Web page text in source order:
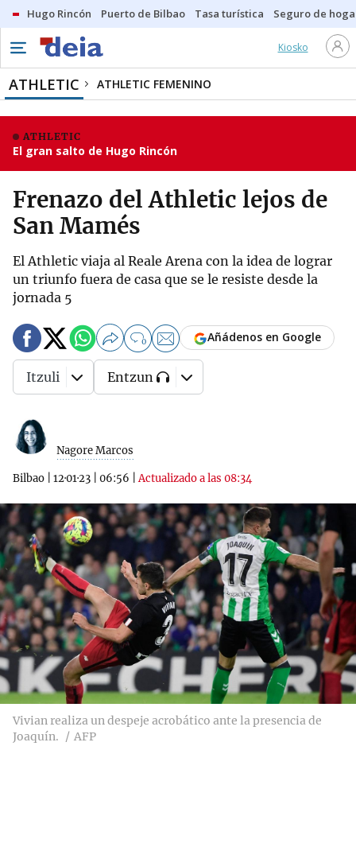
Hugo Rincón Puerto de Bilbao Tasa turística Seguro de
Kiosko
ATHLETIC ATHLETIC FEMENINO
ATHLETIC
El gran salto de Hugo Rincón
Frenazo del Athletic lejos de
San Mamés
El Athletic viaja al Reale Arena con la idea de lograr
un triunfo fuera de casa que se le resiste desde la
jornada 5
Nagore Marcos
Bilbao 12·01·23 06:56 |Actualizado a las 08:34
0 Añádenos en Google
Itzuli Entzun
Vivian realiza un despeje acrobático ante la presencia de
Joaquín.
AFP